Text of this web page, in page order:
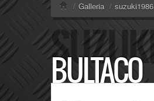
/ Galleria / suzuki1986
BULTACO